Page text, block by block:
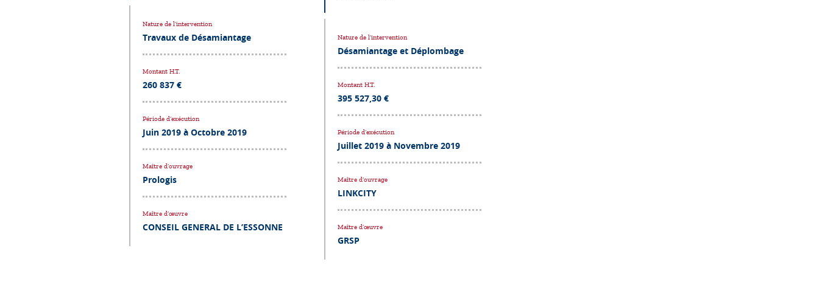
Nature de l’intervention
Travaux de Désamiantage
Montant H.T.
260 837 €
Période d’exécution
Juin 2019 à Octobre 2019
Maître d’ouvrage
Prologis
Maître d’œuvre
CONSEIL GENERAL DE L’ESSONNE
Nature de l’intervention
Désamiantage et Déplombage
Montant H.T.
395 527,30 ‬€
Période d’exécution
Juillet 2019 à Novembre 2019
Maître d’ouvrage
LINKCITY
Maître d’œuvre
GRSP